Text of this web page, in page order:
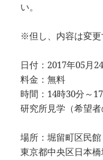
い。
※但し、内容は変更
日付：2017年05月
料金：無料
時間：14時30分～
研究所見学（希望
場所：堀留町区民館
東京都中央区日本